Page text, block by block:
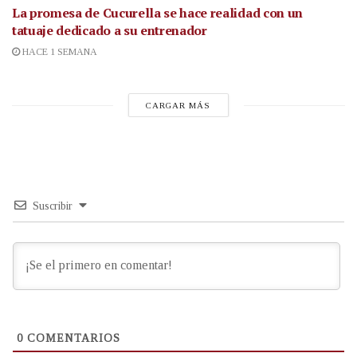
La promesa de Cucurella se hace realidad con un
tatuaje dedicado a su entrenador
HACE 1 SEMANA
CARGAR MÁS
Suscribir
0 COMENTARIOS